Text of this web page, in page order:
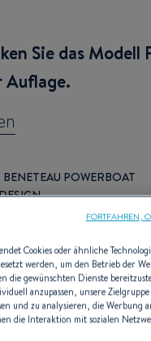
Sie das
BENETEAU POWERBOAT
Cookies oder ähnliche
werden, um den Betrieb der
die gewünschten Dienste
anzupassen, unsere Zielgruppe
und zu analysieren, die Werbung
die Interaktion mit sozialen
FORTFAHREN,